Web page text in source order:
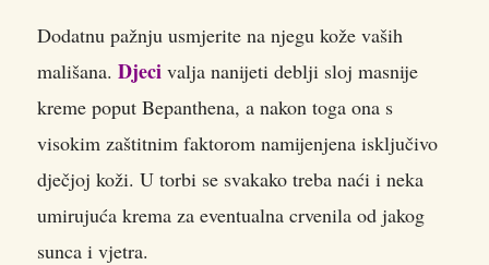
Dodatnu pažnju usmjerite na njegu kože vaših
mališana. Djeci valja nanijeti deblji sloj masnije
kreme poput Bepanthena, a nakon toga ona s
visokim zaštitnim faktorom namijenjena isključivo
dječjoj koži. U torbi se svakako treba naći i neka
umirujuća krema za eventualna crvenila od jakog
sunca i vjetra.